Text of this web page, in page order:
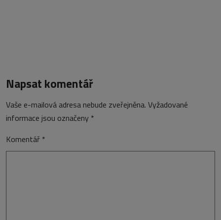
Napsat komentář
Vaše e-mailová adresa nebude zveřejněna. Vyžadované
informace jsou označeny *
Komentář *